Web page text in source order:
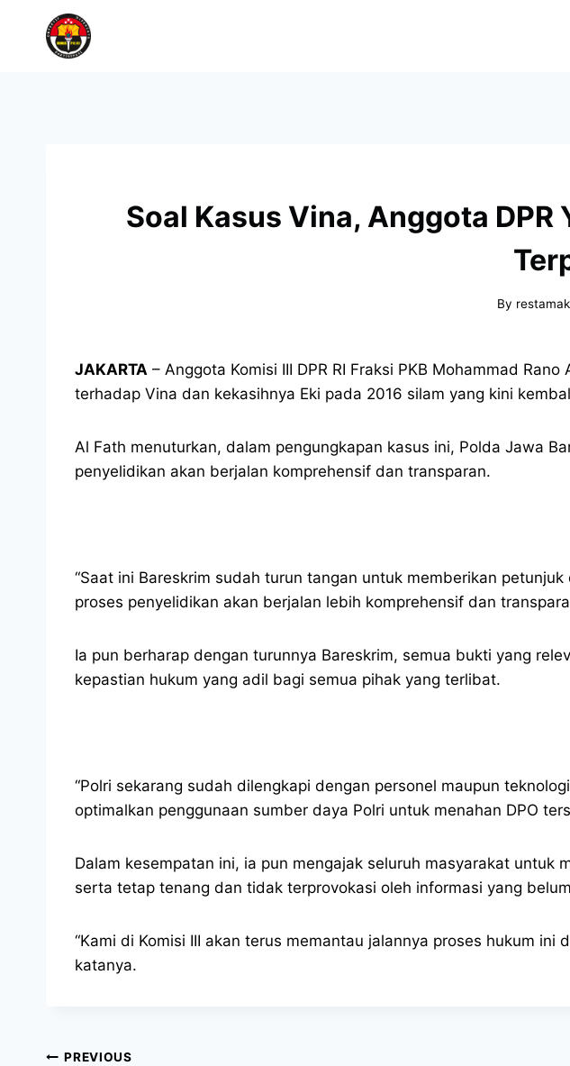
Soal Kasus Vina, Anggota
By
JAKARTA – Anggota Komisi III DPR RI Fraksi PKB Mohammad
terhadap Vina dan kekasihnya Eki pada 2016 silam yang kini
Al Fath menuturkan, dalam pengungkapan kasus ini, Polda Jawa
penyelidikan akan berjalan komprehensif dan transparan.
“Saat ini Bareskrim sudah turun tangan untuk memberikan
proses penyelidikan akan berjalan lebih komprehensif dan
Ia pun berharap dengan turunnya Bareskrim, semua bukti yang
kepastian hukum yang adil bagi semua pihak yang terlibat.
“Polri sekarang sudah dilengkapi dengan personel maupun
optimalkan penggunaan sumber daya Polri untuk menahan DPO
Dalam kesempatan ini, ia pun mengajak seluruh masyarakat
serta tetap tenang dan tidak terprovokasi oleh informasi yang
“Kami di Komisi III akan terus memantau jalannya proses hukum
katanya.
PREVIOUS